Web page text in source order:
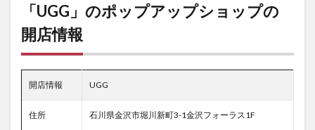
「UGG」のポップアップショップの
開店情報
開店情報 UGG
住所 石川県金沢市堀川新町3-1金沢フォーラス1F